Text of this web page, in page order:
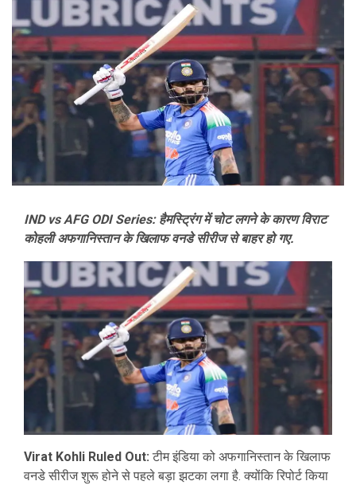
IND vs AFG ODI Series: हैमस्ट्रिंग में चोट लगने के कारण विराट
कोहली अफगानिस्तान के खिलाफ वनडे सीरीज से बाहर हो गए.
Virat Kohli Ruled Out: टीम इंडिया को अफगानिस्तान के खिलाफ
वनडे सीरीज शुरू होने से पहले बड़ा झटका लगा है. क्योंकि रिपोर्ट किया